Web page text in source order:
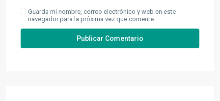
Guarda mi nombre, correo electrónico y web en este
navegador para la próxima vez que comente.